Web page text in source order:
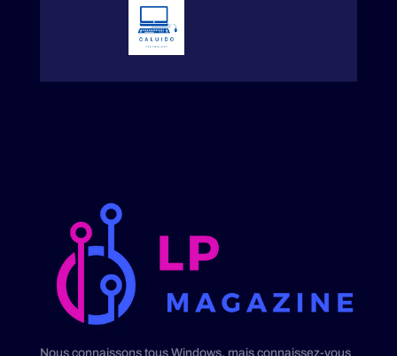
Nous connaissons tous Windows, mais connaissez-vous